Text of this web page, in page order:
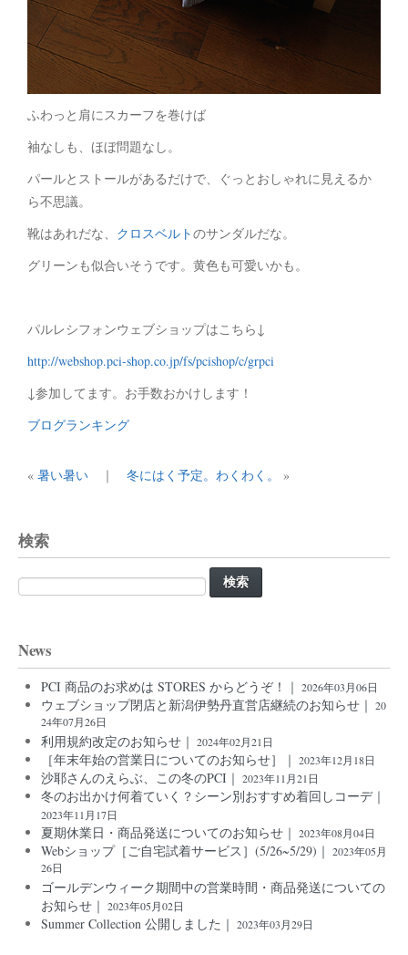
ふわっと肩にスカーフを巻けば
袖なしも、ほぼ問題なし。
パールとストールがあるだけで、ぐっとおしゃれに見えるか
ら不思議。
靴はあれだな、 クロスベルトのサンダルだな。
グリーンも似合いそうです。黄色も可愛いかも。
パルレシフォンウェブショップはこちら↓
http://webshop.pci-shop.co.jp/fs/pcishop/c/grpci
↓参加してます。お手数おかけします！
ブログランキング
« 暑い暑い ｜ 冬にはく予定。わくわく。 »
検索
検
索:
News
PCI 商品のお求めは STORES からどうぞ！｜ 2026年03月06日
ウェブショップ閉店と新潟伊勢丹直営店継続のお知らせ｜ 20
24年07月26日
利用規約改定のお知らせ｜ 2024年02月21日
［年末年始の営業日についてのお知らせ］｜ 2023年12月18日
沙耶さんのえらぶ、この冬のPCI｜ 2023年11月21日
冬のお出かけ何着ていく？シーン別おすすめ着回しコーデ｜
2023年11月17日
夏期休業日・商品発送についてのお知らせ｜ 2023年08月04日
Webショップ［ご自宅試着サービス］(5/26~5/29)｜ 2023年05月
26日
ゴールデンウィーク期間中の営業時間・商品発送についての
お知らせ｜ 2023年05月02日
Summer Collection 公開しました｜ 2023年03月29日